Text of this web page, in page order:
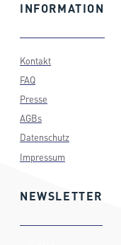
INFORMATION
Kontakt
FAQ
Presse
AGBs
Datenschutz
Impressum
NEWSLETTER